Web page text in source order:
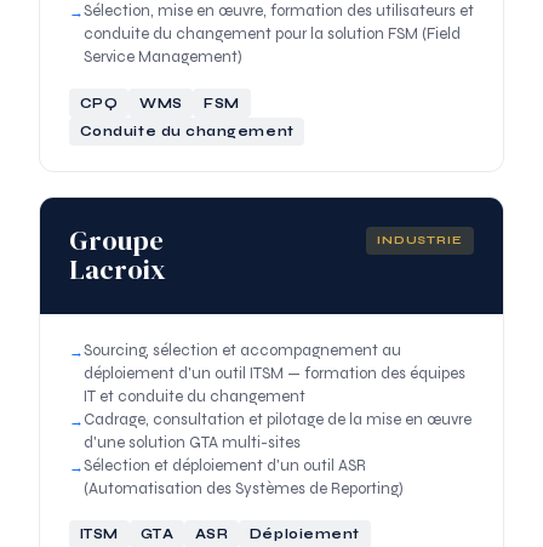
Sélection, mise en œuvre, formation des utilisateurs et
conduite du changement pour la solution FSM (Field
Service Management)
CPQ WMS
FSM
Conduite du changement
Groupe
Lacroix
INDUSTRIE
Sourcing, sélection et accompagnement au
déploiement d'un outil ITSM — formation des équipes
IT et conduite du changement
Cadrage, consultation et pilotage de la mise en œuvre
d'une solution GTA multi-sites
Sélection et déploiement d'un outil ASR
(Automatisation des Systèmes de Reporting)
ITSM GTA ASR Déploiement